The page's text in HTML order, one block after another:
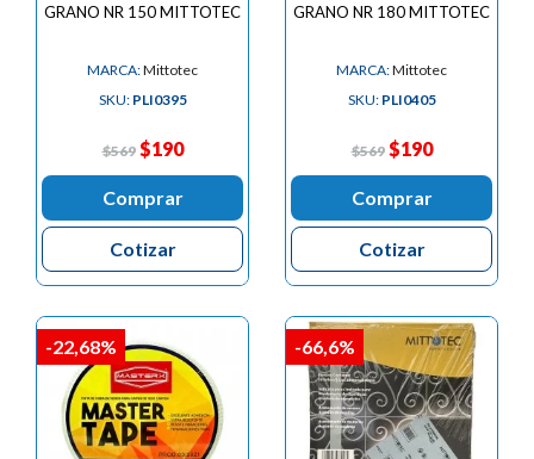
GRANO NR 150 MITTOTEC
MARCA:Mittotec
SKU: PLI0395
$569 $190
Comprar
Cotizar
GRANO NR 180 MITTOTEC
MARCA:Mittotec
SKU: PLI0405
$569 $190
Comprar
Cotizar
-22,68% -66,6%